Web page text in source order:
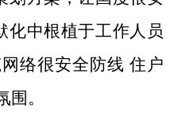
化中根植于工作人员
络很安全防线 住户
。